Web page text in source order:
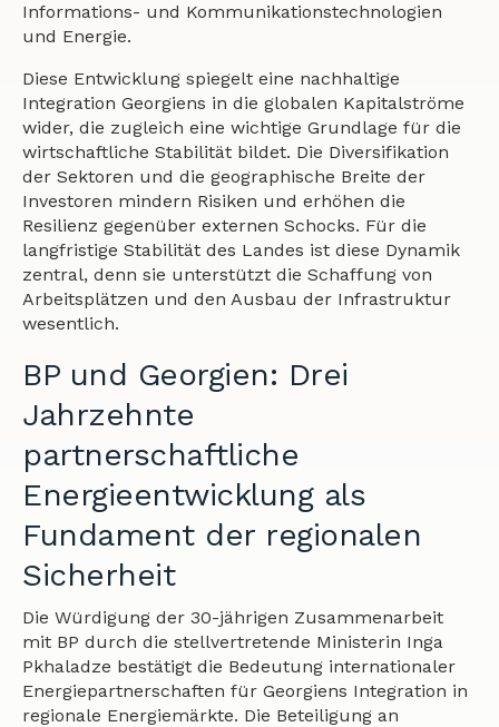
Informations- und Kommunikationstechnologien
und Energie.
Diese Entwicklung spiegelt eine nachhaltige
Integration Georgiens in die globalen Kapitalströme
wider, die zugleich eine wichtige Grundlage für die
wirtschaftliche Stabilität bildet. Die Diversifikation
der Sektoren und die geographische Breite der
Investoren mindern Risiken und erhöhen die
Resilienz gegenüber externen Schocks. Für die
langfristige Stabilität des Landes ist diese Dynamik
zentral, denn sie unterstützt die Schaffung von
Arbeitsplätzen und den Ausbau der Infrastruktur
wesentlich.
BP und Georgien: Drei
Jahrzehnte
partnerschaftliche
Energieentwicklung als
Fundament der regionalen
Sicherheit
Die Würdigung der 30-jährigen Zusammenarbeit
mit BP durch die stellvertretende Ministerin Inga
Pkhaladze bestätigt die Bedeutung internationaler
Energiepartnerschaften für Georgiens Integration in
regionale Energiemärkte. Die Beteiligung an